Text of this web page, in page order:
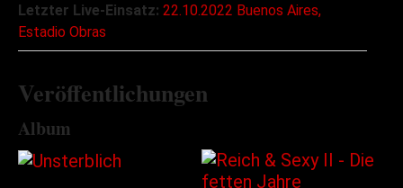
Letzter Live-Einsatz: 22.10.2022 Buenos Aires,
Estadio Obras
Veröffentlichungen
Album